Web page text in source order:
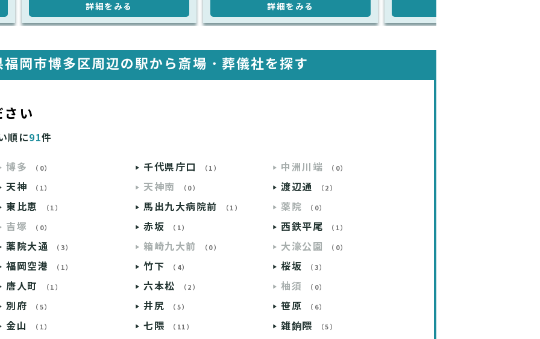
詳細をみる 詳細をみる
福岡市博多区周辺の駅から 斎場・葬儀社を探す
い
順に91件
博多 （0） 千代県庁口 （1） 中洲川端 （0）
天神 （1） 天神南 （0） 渡辺通 （2）
東比恵 （1） 馬出九大病院前 （1） 薬院 （0）
吉塚 （0） 赤坂 （1） 西鉄平尾 （1）
薬院大通 （3） 箱崎九大前 （0） 大濠公園 （0）
福岡空港 （1） 竹下 （4） 桜坂 （3）
唐人町 （1） 六本松 （2） 柚須 （0）
別府 （5） 井尻 （5） 笹原 （6）
金山 （1） 七隈 （11） 雑餉隈 （5）